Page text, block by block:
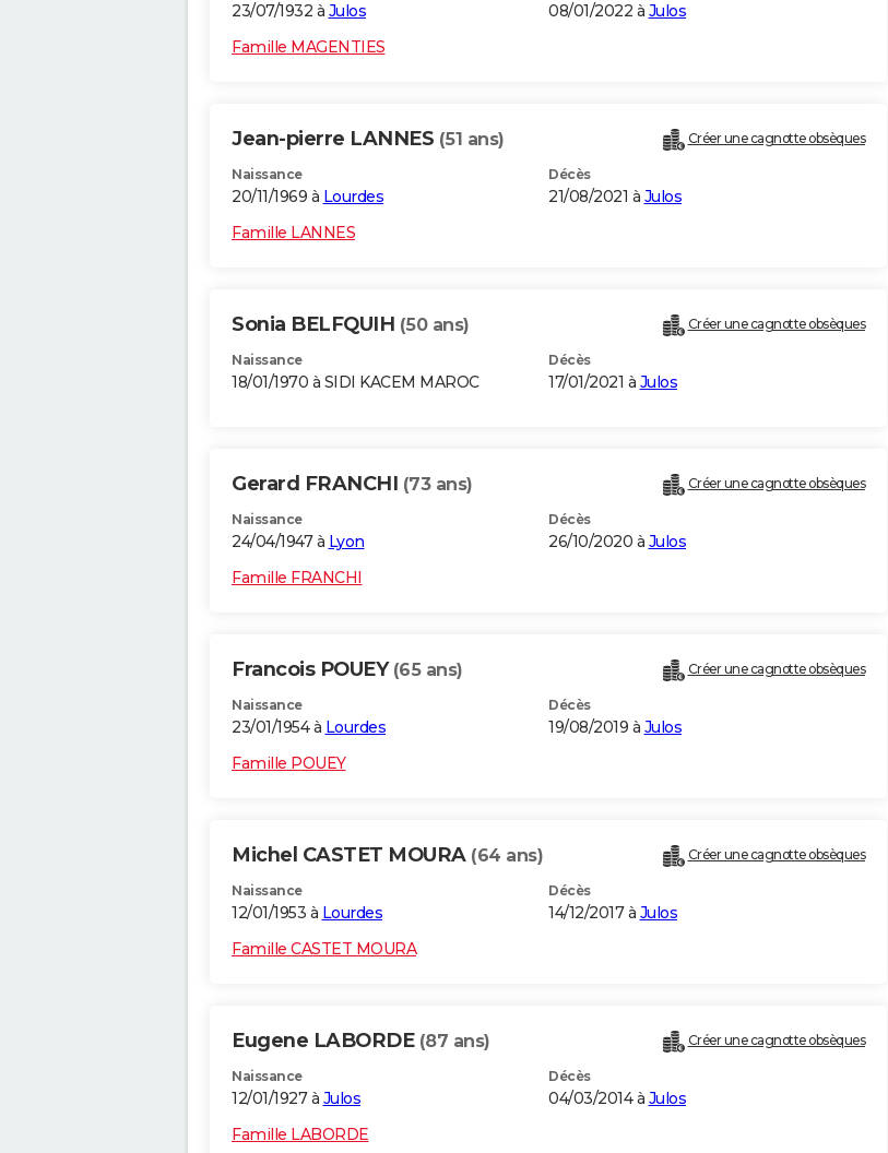
23/07/1932 à Julos 08/01/2022 à Julos
Famille MAGENTIES
Jean-pierre LANNES (51 ans) Créer une cagnotte obsèques
Naissance
20/11/1969 à Lourdes
Décès
21/08/2021 à Julos
Famille LANNES
Sonia BELFQUIH (50 ans) Créer une cagnotte obsèques
Naissance
18/01/1970 à SIDI KACEM MAROC
Décès
17/01/2021 à Julos
Gerard FRANCHI (73 ans) Créer une cagnotte obsèques
Naissance
24/04/1947 à Lyon
Décès
26/10/2020 à Julos
Famille FRANCHI
Francois POUEY (65 ans) Créer une cagnotte obsèques
Naissance
23/01/1954 à Lourdes
Décès
19/08/2019 à Julos
Famille POUEY
Michel CASTET MOURA (64 ans) Créer une cagnotte obsèques
Naissance
12/01/1953 à Lourdes
Décès
14/12/2017 à Julos
Famille CASTET MOURA
Eugene LABORDE (87 ans) Créer une cagnotte obsèques
Naissance
12/01/1927 à Julos
Décès
04/03/2014 à Julos
Famille LABORDE